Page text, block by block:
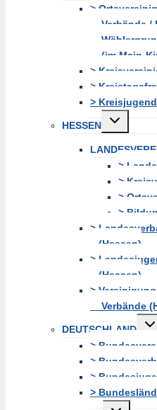
>
Verbände /
(im Main-
>
>
> Kreisjugend
HESSEN
Untermenü
erweitern
>
>
>
>
>
(Hessen)
>
(Hessen)
>
Verbände
DEUTSCHLAND
>
>
>
>
Untermenü